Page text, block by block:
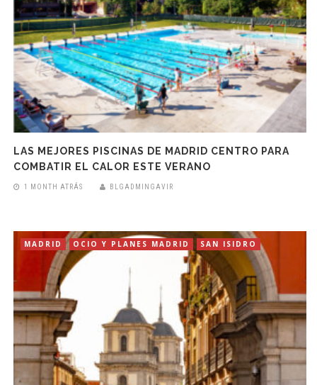
LAS MEJORES PISCINAS DE MADRID CENTRO PARA
COMBATIR EL CALOR ESTE VERANO
1 MONTH ATRÁS BLGADMINGAVIR
MADRID OCIO Y PLANES MADRID SAN ISIDRO